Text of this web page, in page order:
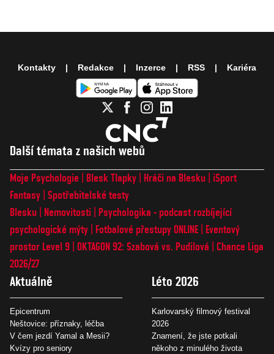
Další témata z našich webů
Moje Psychologie Blesk Tlapky Hráči na Blesku
iSport
Fantasy Spotřebitelské testy
Blesku
Nemovitosti
Psychologika - podcast rozbíjející
psychologické mýty
Fotbalové přestupy ONLINE
Eventový
prostor Level 9 OKTAGON 92: Szabová vs. Pudilová
Chance Liga
2026/27
Aktuálně
Epicentrum
Neštovice: příznaky, léčba
V čem jezdí Yamal a Mesii?
Kvízy pro seniory
Léto 2026
Karlovarský filmový festival
2026
Znamení, že jste potkali
někoho z minulého života
Kontakty Redakce Inzerce RSS Kariéra